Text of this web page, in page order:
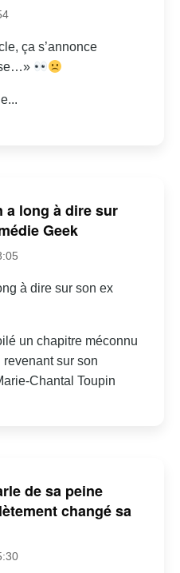
ça s’annonce
a long à dire sur
Geek
à dire sur son ex
un chapitre méconnu
sur son
Chantal Toupin
de sa peine
changé sa